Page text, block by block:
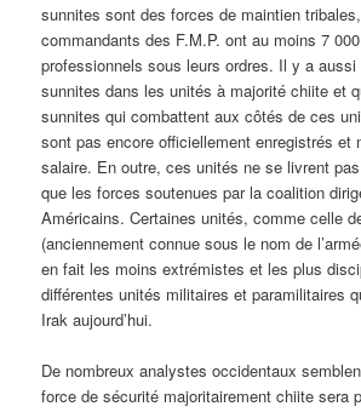
sunnites sont des forces de maintien
commandants des F.M.P. ont au moins 7
professionnels sous leurs ordres. Il y a
sunnites dans les unités à majorité chiite et
sunnites qui combattent aux côtés de ces
sont pas encore officiellement enregistrés et
salaire. En outre, ces unités ne se livrent
que les forces soutenues par la coalition
Américains. Certaines unités, comme celle
(anciennement connue sous le nom de
en fait les moins extrémistes et les plus
différentes unités militaires et paramilitaires
Irak aujourd’hui.
De nombreux analystes occidentaux
force de sécurité majoritairement chiite sera